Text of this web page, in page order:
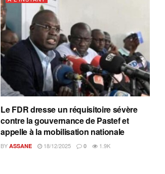
Le FDR dresse un réquisitoire sévère
contre la gouvernance de Pastef et
appelle à la mobilisation nationale
BY ASSANE 18/12/2025 0 1.9K